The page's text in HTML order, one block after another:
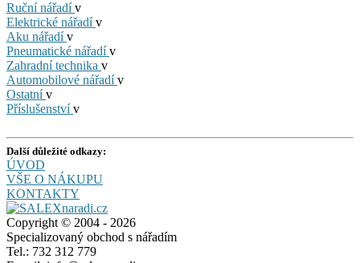
Ruční nářadív
Elektrické nářadív
Aku nářadív
Pneumatické nářadív
Zahradní technika v
Automobilové nářadív
Ostatnív
Příslušenstvív
Další důležité odkazy:
ÚVOD
VŠE O NÁKUPU
KONTAKTY
Copyright © 2004 - 2026
Specializovaný obchod s nářadím
Tel.: 732 312 779